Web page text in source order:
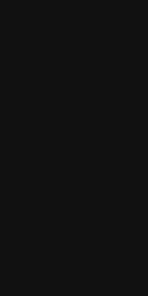
wykorzystanie
Dalsze informacje